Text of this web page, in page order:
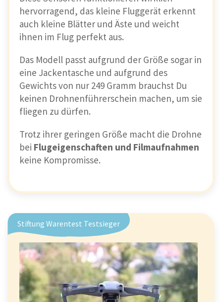
hervorragend, das kleine Fluggerät erkennt
auch kleine Blätter und Äste und weicht
ihnen im Flug perfekt aus.
Das Modell passt aufgrund der Größe sogar in
eine Jackentasche und aufgrund des
Gewichts von nur 249 Gramm brauchst Du
keinen Drohnenführerschein machen, um sie
fliegen zu dürfen.
Trotz ihrer geringen Größe macht die Drohne
bei Flugeigenschaften und Filmaufnahmen
keine Kompromisse.
Stiftung Warentest Testsieger